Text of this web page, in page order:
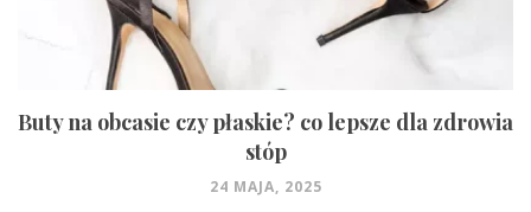
Buty na obcasie czy płaskie? co lepsze dla zdrowia
stóp
24 MAJA, 2025